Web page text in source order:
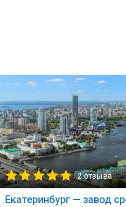
2 отзыва
Екатеринбург — завод